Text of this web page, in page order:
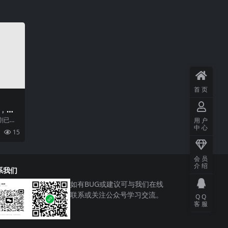
抖
已经
侵
... 15
我们
如有BUG或建议可与我们在线
联系或关注公众号学习交流。
首页
用户
中心
会员
介绍
QQ
客服